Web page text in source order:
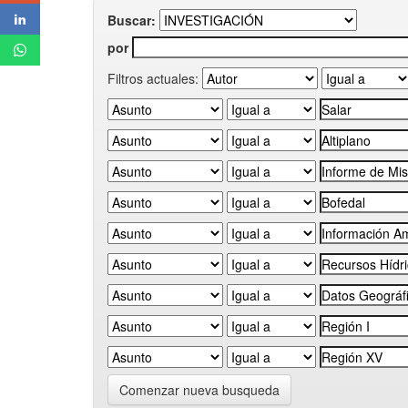
Buscar:
por
Filtros actuales:
Comenzar nueva busqueda